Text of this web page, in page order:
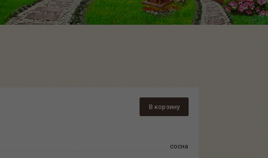
В корзину
сосна